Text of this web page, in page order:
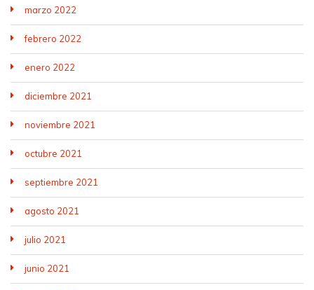
marzo 2022
febrero 2022
enero 2022
diciembre 2021
noviembre 2021
octubre 2021
septiembre 2021
agosto 2021
julio 2021
junio 2021